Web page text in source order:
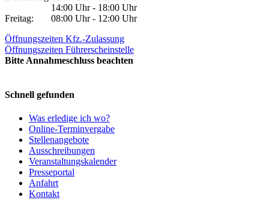
14:00 Uhr - 18:00 Uhr
Freitag:
08:00 Uhr - 12:00 Uhr
Öffnungszeiten Kfz.-Zulassung
Öffnungszeiten Führerscheinstelle
Bitte Annahmeschluss beachten
Schnell gefunden
Was erledige ich wo?
Online-Terminvergabe
Stellenangebote
Ausschreibungen
Veranstaltungskalender
Presseportal
Anfahrt
Kontakt